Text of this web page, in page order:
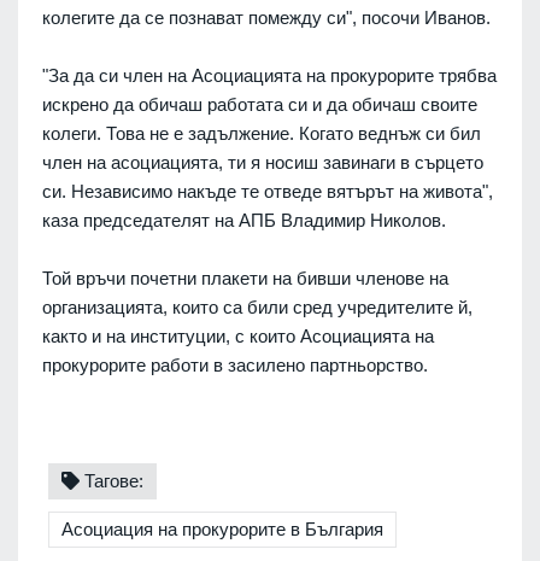
колегите да се познават помежду си", посочи Иванов.
"За да си член на Асоциацията на прокурорите трябва
искрено да обичаш работата си и да обичаш своите
колеги. Това не е задължение. Когато веднъж си бил
член на асоциацията, ти я носиш завинаги в сърцето
си. Независимо накъде те отведе вятърът на живота",
каза председателят на АПБ Владимир Николов.
Той връчи почетни плакети на бивши членове на
организацията, които са били сред учредителите й,
както и на институции, с които Асоциацията на
прокурорите работи в засилено партньорство.
Тагове:
Асоциация на прокурорите в България